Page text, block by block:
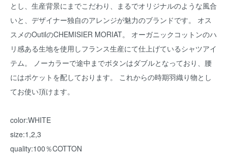
とし、生産背景にまでこだわり、まるでオリジナルのような風合
いと、デザイナー独自のアレンジが魅力のブランドです。 オス
スメのOutilのCHEMISIER MORIAT。 オーガニックコットンのハ
リ感ある生地を使用しフランス生産にて仕上げているシャツアイ
テム。 ノーカラーで途中までボタンはダブルとなっており、腰
にはポケットを配しております。 これからの時期羽織り物とし
てお使い頂けます。
color:WHITE
size:1,2,3
quality:100％COTTON